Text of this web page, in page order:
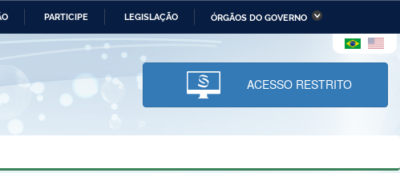
PARTICIPE LEGISLAÇÃO ÓRGÃOS DO GOVERNO
Ministério da Economia Ministério da Infraestrutura
Ministério da Ciência,
Tecnologia, Inovações e
Comunicações
e dos Direitos Humanos
Planalto
ACESSO RESTRITO